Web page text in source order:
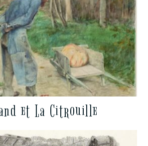
et La Citrouille